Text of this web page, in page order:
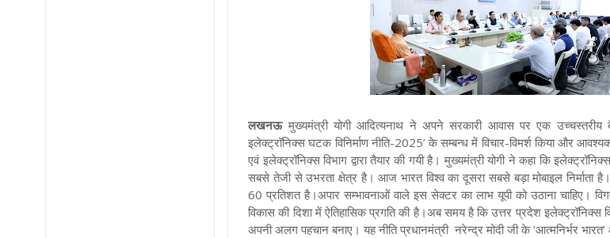
लखनऊमुख्यमंत्री योगी आदित्यनाथ ने अपने सरकारी आवास पर एक उच्चस्तरीय
इलेक्ट्रॉनिक्स घटक विनिर्माण नीति-2025’ के सम्बन्ध में विचार-विमर्श किया और
एवं इलेक्ट्रॉनिक्स विभाग द्वारा तैयार की गयी है। मुख्यमंत्री योगी ने कहा कि
सबसे तेजी से उभरता क्षेत्र है। आज भारत विश्व का दूसरा सबसे बड़ा मोबाइल निर्माता
60 प्रतिशत है।अपार सम्भावनाओं वाले इस सेक्टर का लाभ यूपी को उठाना चाहिए।
विकास की दिशा में ऐतिहासिक प्रगति की है।अब समय है कि उत्तर प्रदेश इलेक्ट्रॉनिक्स
अपनी अलग पहचान बनाए। यह नीति प्रधानमंत्री नरेन्द्र मोदी जी के ‘आत्मनिर्भर